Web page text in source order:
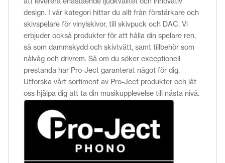
design. I vår kategori hittar du allt från förstärkare och
skivspelare för vinylskivor, till skivpuck och DAC. Vi
erbjuder också produkter för att hålla din spelare ren,
så som dammskydd och skivtvätt, samt tillbehör som
nålvåg och drivrem. Så om du söker exceptionell
prestanda har Pro-Ject garanterat något för dig.
Utforska vårt sortiment av Pro-Ject produkter och låt
oss hjälpa dig att ta din musikupplevelse till nästa nivå.